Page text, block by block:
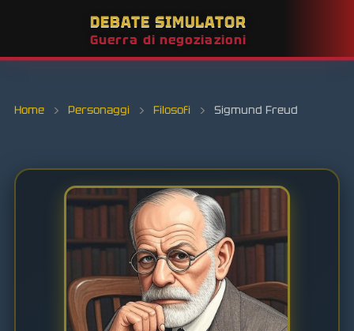
DEBATE SIMULATOR
Guerra di negoziazioni
Home › Personaggi › Filosofi › Sigmund Freud